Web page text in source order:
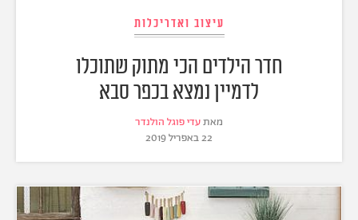
עיצוב ואדריכלות
חדר הילדים הכי מתוק שתוכלו
לדמיין נמצא בכפר סבא
מאתעדי פוגל הולנדר
22 באפריל 2019